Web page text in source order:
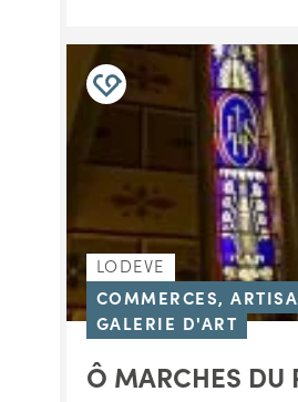
LODEVE
COMMERCES,
GALERIE D'ART
Ô MARCHES DU